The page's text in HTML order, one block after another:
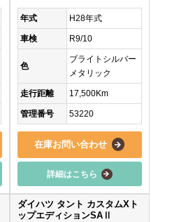
年式 H28年式
車検 R9/10
色
ブライトシルバー
メタリック
走行距離 17,500Km
管理番号 53220
在庫お問い合わせ
詳細はこちら
ダイハツ タント カスタムXト
ップエディションSAⅡ